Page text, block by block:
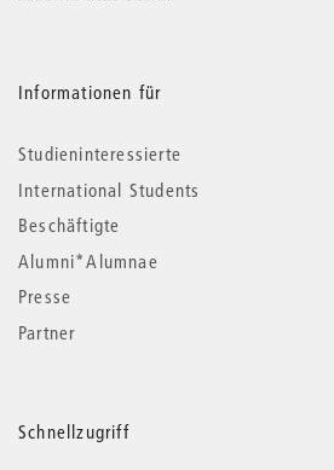
Informationen für
Studieninteressierte
International Students
Beschäftigte
Alumni*Alumnae
Presse
Partner
Schnellzugriff